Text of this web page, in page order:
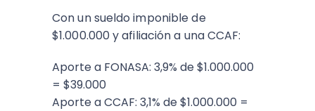
Con un sueldo imponible de
$1.000.000 y afiliación a una CCAF:
Aporte a FONASA: 3,9% de $1.000.000
= $39.000
Aporte a CCAF: 3,1% de $1.000.000 =